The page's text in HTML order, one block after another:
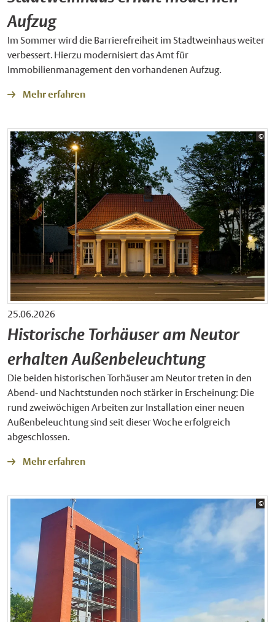
Aufzug
Im Sommer wird die Barrierefreiheit im Stadtweinhaus weiter
verbessert. Hierzu modernisiert das Amt für
Immobilienmanagement den vorhandenen Aufzug.
Mehr erfahren
©
25.06.2026
Historische Torhäuser am Neutor
erhalten Außenbeleuchtung
Die beiden historischen Torhäuser am Neutor treten in den
Abend- und Nachtstunden noch stärker in Erscheinung: Die
rund zweiwöchigen Arbeiten zur Installation einer neuen
Außenbeleuchtung sind seit dieser Woche erfolgreich
abgeschlossen.
Mehr erfahren
©